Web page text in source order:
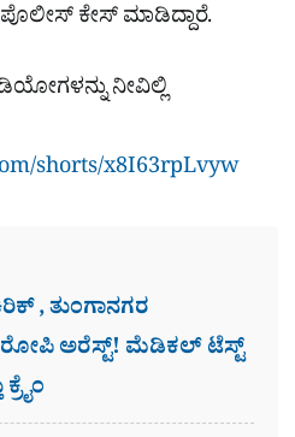
ಕೇಸ್ ಮಾಡಿದ್ದಾರೆ.
ನೀವಿಲ್ಲಿ
shorts/x8I63rpLvyw
, ತುಂಗಾನಗರ
ಅರೆಸ್ಟ್! ಮೆಡಿಕಲ್ ಟೆಸ್ಟ್​